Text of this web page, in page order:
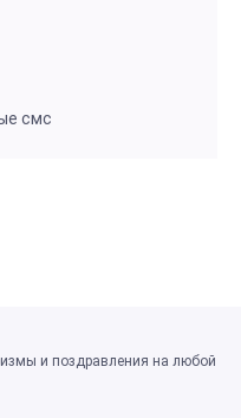
смс
и поздравления на любой